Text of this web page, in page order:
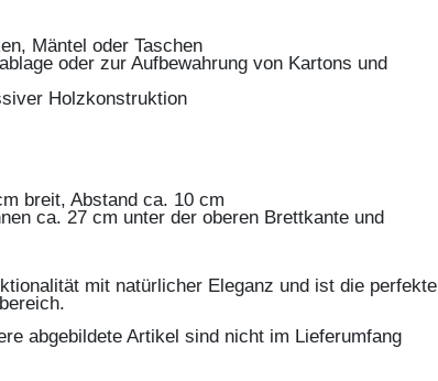
Mäntel oder Taschen
oder zur Aufbewahrung von Kartons und
Holzkonstruktion
breit, Abstand ca. 10 cm
ca. 27 cm unter der oberen Brettkante und
mit natürlicher Eleganz und ist die perfekte
abgebildete Artikel sind nicht im Lieferumfang